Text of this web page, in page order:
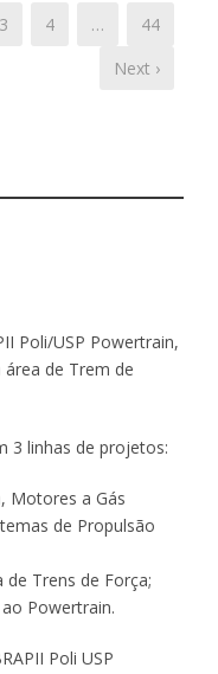
3 4 …
44
Next ›
Poli/USP Powertrain,
de Trem de
3 linhas de projetos:
Motores a Gás
de Propulsão
Trens de Força;
Powertrain.
Poli USP